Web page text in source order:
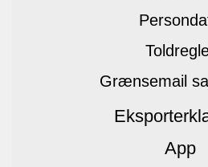
Grænsemail
App